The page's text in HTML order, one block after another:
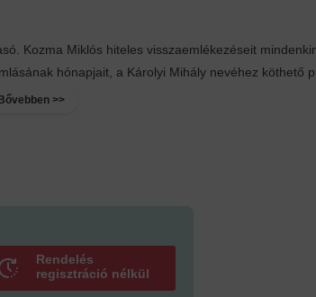
Kozma Miklós hiteles visszaemlékezéseit
hónapjait, a Károlyi Mihály nevéhez köthető
Bővebben >>
Rendelés
regisztráció nélkül